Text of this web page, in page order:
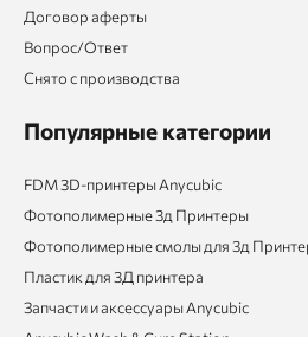
Договор аферты
Вопрос/Ответ
Снято с производства
Популярные категории
FDM 3D-принтеры Anycubic
Фотополимерные 3д Принтеры
Фотополимерные смолы для 3д
Пластик для 3Д принтера
Запчасти и аксессуары Anycubic